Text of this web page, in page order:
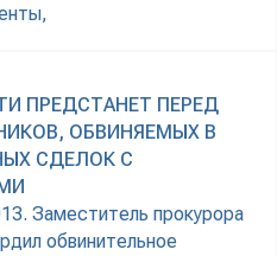
ПРЕДСТАНЕТ ПЕРЕД
ОБВИНЯЕМЫХ В
СДЕЛОК С
Заместитель прокурора
обвинительное